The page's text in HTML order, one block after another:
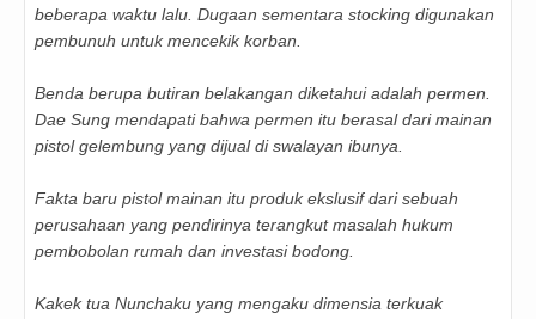
beberapa waktu lalu. Dugaan sementara stocking digunakan
pembunuh untuk mencekik korban.
Benda berupa butiran belakangan diketahui adalah permen.
Dae Sung mendapati bahwa permen itu berasal dari mainan
pistol gelembung yang dijual di swalayan ibunya.
Fakta baru pistol mainan itu produk ekslusif dari sebuah
perusahaan yang pendirinya terangkut masalah hukum
pembobolan rumah dan investasi bodong.
Kakek tua Nunchaku yang mengaku dimensia terkuak